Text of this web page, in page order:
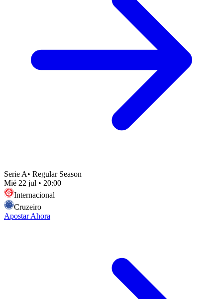
Serie A• Regular Season
Mié 22 jul • 20:00
Internacional
Cruzeiro
Apostar Ahora